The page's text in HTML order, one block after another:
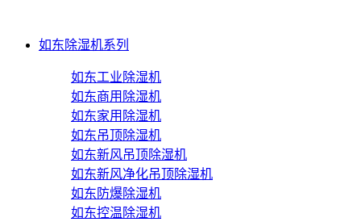
如东除湿机系列
如东工业除湿机
如东商用除湿机
如东家用除湿机
如东吊顶除湿机
如东新风吊顶除湿机
如东新风净化吊顶除湿机
如东防爆除湿机
如东控温除湿机